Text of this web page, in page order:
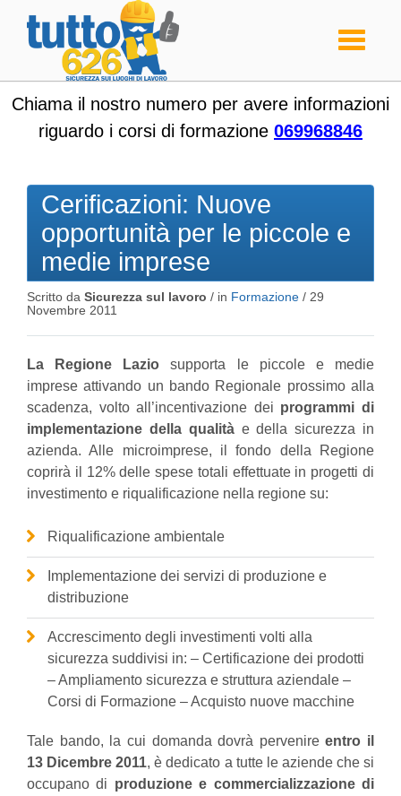
Toggle
Chiama il nostro numero per avere informazioni
riguardo i corsi di formazione 069968846
Cerificazioni: Nuove
opportunità per le piccole e
medie imprese
Scritto da Sicurezza sul lavoro / in Formazione / 29
Novembre 2011
La Regione Lazio supporta le piccole e medie
imprese attivando un bando Regionale prossimo alla
scadenza, volto all’incentivazione dei programmi di
implementazione della qualitàe della sicurezza in
azienda. Alle microimprese, il fondo della Regione
coprirà il 12% delle spese totali effettuate in progetti di
investimento e riqualificazione nella regione su:
Riqualificazione ambientale
Implementazione dei servizi di produzione e
distribuzione
Accrescimento degli investimenti volti alla
sicurezza suddivisi in: – Certificazione dei prodotti
– Ampliamento sicurezza e struttura aziendale –
Corsi di Formazione – Acquisto nuove macchine
Tale bando, la cui domanda dovrà pervenireentro il
13 Dicembre 2011, è dedicato a tutte le aziende che si
occupano di produzione e commercializzazione di